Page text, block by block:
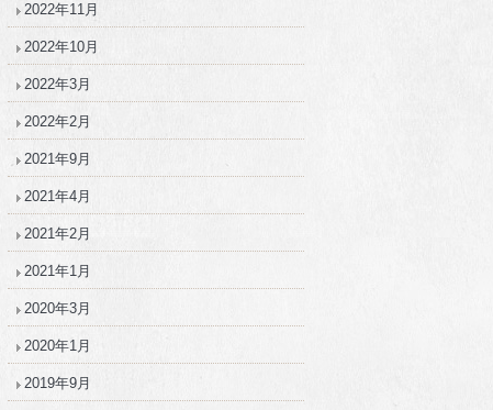
2022年11月
2022年10月
2022年3月
2022年2月
2021年9月
2021年4月
2021年2月
2021年1月
2020年3月
2020年1月
2019年9月